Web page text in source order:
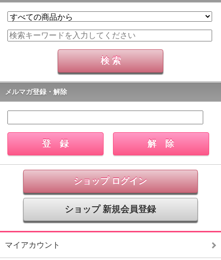
メルマガ登録・解除
ショップ ログイン
ショップ 新規会員登録
マイアカウント